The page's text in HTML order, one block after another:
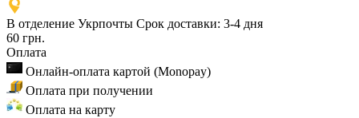
В отделение Укрпочты Срок доставки: 3-4 дня
60 грн.
Оплата
Онлайн-оплата картой (Monopay)
Оплата при получении
Оплата на карту